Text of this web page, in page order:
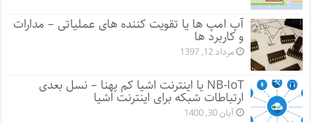
آپ امپ ها یا تقویت کننده های عملیاتی – مدارات
و کاربرد ها
مرداد 12, 1397
NB-IoT یا اینترنت اشیا کم پهنا – نسل بعدی
ارتباطات شبکه برای اینترنت اشیا
آبان 30, 1400